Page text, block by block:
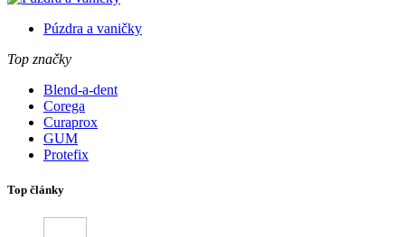
Púzdra a vaničky
Top značky
Blend-a-dent
Corega
Curaprox
GUM
Protefix
Top články